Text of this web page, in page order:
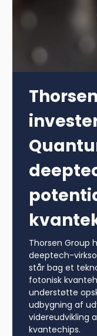
Thorsen Group
deeptech-
står bag et
fotonisk
understøtte
udbygning af
videreudvikling
kvantechips.